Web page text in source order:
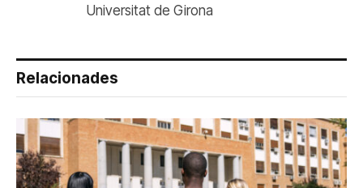
Universitat de Girona
Relacionades